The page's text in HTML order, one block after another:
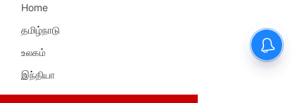
Home
தமிழ்நாடு
உலகம்
இந்தியா